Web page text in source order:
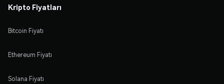
Kripto Fiyatları
Bitcoin Fiyatı
Ethereum Fiyatı
Solana Fiyatı